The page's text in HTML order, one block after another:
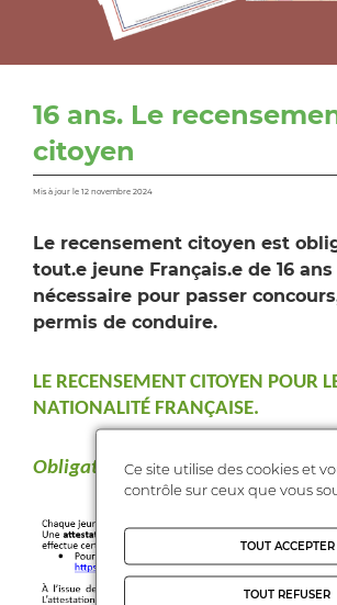
16 ans. Le
citoyen
Mis à jour le 12 novembre 2024
Le recensement citoyen est
tout.e jeune Français.e de 16
nécessaire pour passer
permis de conduire.
LE RECENSEMENT CITOYEN POUR
NATIONALITÉ FRANÇAISE.
Obligatoire et nécessaire
Ce site utilise des cookies et
contrôle sur ceux que vous
TOUT ACCEPTER
TOUT REFUSER